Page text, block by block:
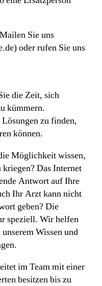
Sie uns
oder rufen Sie uns
die Zeit, sich
kümmern.
zu finden,
können.
Möglichkeit wissen,
Das Internet
Antwort auf Ihre
Ihr Arzt kann nicht
geben? Die
speziell. Wir helfen
Wissen und
im Team mit einer
besitzen bis zu